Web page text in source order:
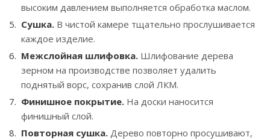
высоким давлением выполняется обработка маслом.
Сушка. В чистой камере тщательно прослушивается
каждое изделие.
Межслойная шлифовка. Шлифование дерева
зерном на производстве позволяет удалить
поднятый ворс, сохранив слой ЛКМ.
Финишное покрытие. На доски наносится
финишный слой.
Повторная сушка. Дерево повторно просушивают,